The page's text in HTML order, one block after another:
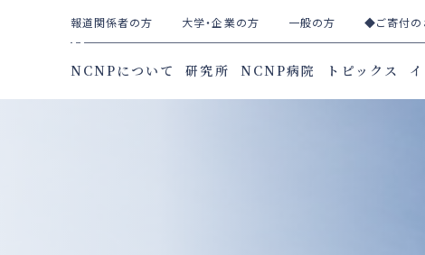
報道関係者の方 大学・企業の方 一般の方 ◆ご寄付
NCNPについて 研究所 NCNP病院 トピックス